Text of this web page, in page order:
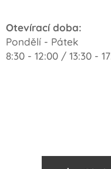
Otevírací doba:
Pondělí - Pátek
8:30 - 12:00 / 13:30 -